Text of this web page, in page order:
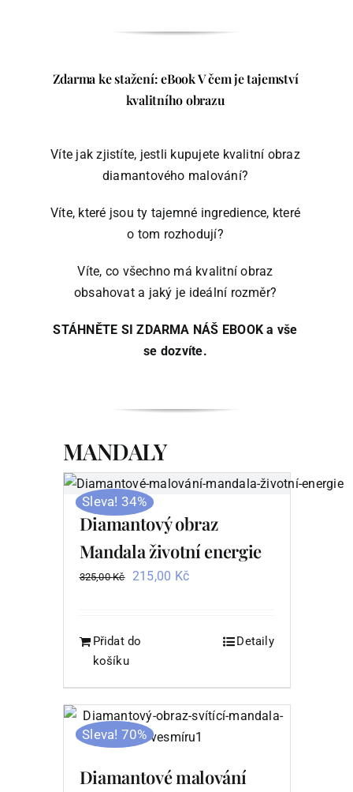
Zdarma ke stažení: eBook V čem je tajemství
kvalitního obrazu
Víte jak zjistíte, jestli kupujete kvalitní obraz
diamantového malování?
Víte, které jsou ty tajemné ingredience, které
o tom rozhodují?
Víte, co všechno má kvalitní obraz
obsahovat a jaký je ideální rozměr?
STÁHNĚTE SI ZDARMA NÁŠ EBOOK a vše
se dozvíte.
MANDALY
Sleva! 34%
Diamantový obraz
Mandala životní energie
325,00Kč
Původní
325,00 Kč.
215,00 KčAktuální
215,00 Kč.
Přidat do
košíku
Detaily
Sleva! 70%
Diamantové malování